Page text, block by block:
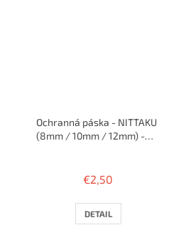
Ochranná páska - NITTAKU
(8mm / 10mm / 12mm) -
produktu
3,6
z
€2,50
DETAIL